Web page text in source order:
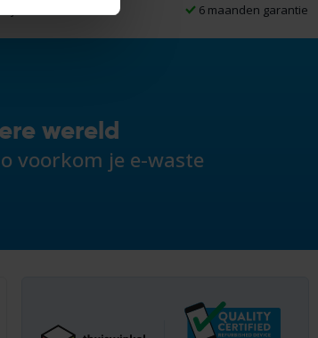
6 maanden garantie
wereld
voorkom je e-waste